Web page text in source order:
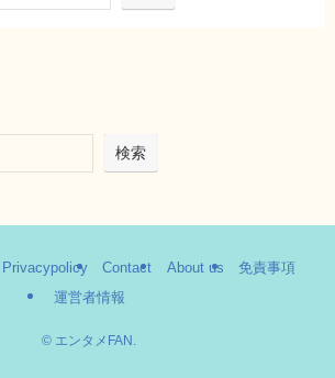
検索
Privacypolicy Contact About us
免責事項
運営者情報
© エンタメFAN.